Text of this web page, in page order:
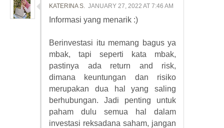
KATERINA S. JANUARY 27, 2022 AT 7:46 AM
Informasi yang menarik :)
Berinvestasi itu memang bagus ya
mbak, tapi seperti kata mbak,
pastinya ada return and risk,
dimana keuntungan dan risiko
merupakan dua hal yang saling
berhubungan. Jadi penting untuk
paham dulu semua hal dalam
investasi reksadana saham, jangan